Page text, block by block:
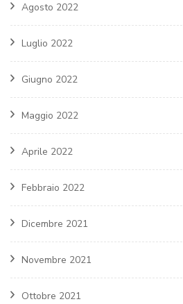
Agosto 2022
Luglio 2022
Giugno 2022
Maggio 2022
Aprile 2022
Febbraio 2022
Dicembre 2021
Novembre 2021
Ottobre 2021